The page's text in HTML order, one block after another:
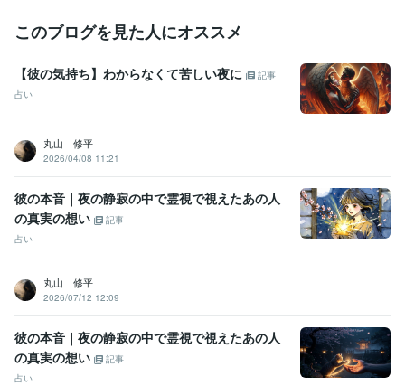
このブログを見た人にオススメ
【彼の気持ち】わからなくて苦しい夜に
記事
占い
丸山 修平
2026/04/08 11:21
彼の本音｜夜の静寂の中で霊視で視えたあの人
の真実の想い
記事
占い
丸山 修平
2026/07/12 12:09
彼の本音｜夜の静寂の中で霊視で視えたあの人
の真実の想い
記事
占い